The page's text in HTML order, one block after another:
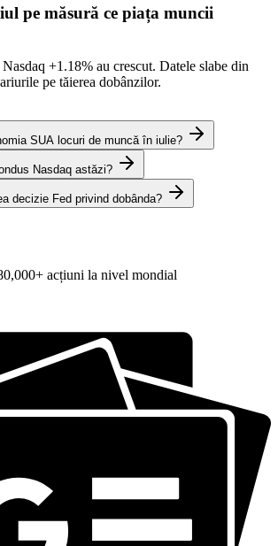
pe măsură ce piața muncii
+1.18% au crescut. Datele slabe din
pe tăierea dobânzilor.
SUA locuri de muncă în iulie?
Nasdaq astăzi?
decizie Fed privind dobânda?
acțiuni la nivel mondial